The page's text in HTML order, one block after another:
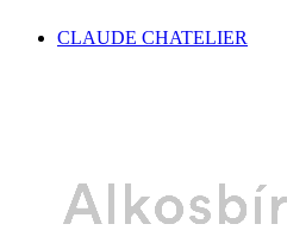
CLAUDE CHATELIER